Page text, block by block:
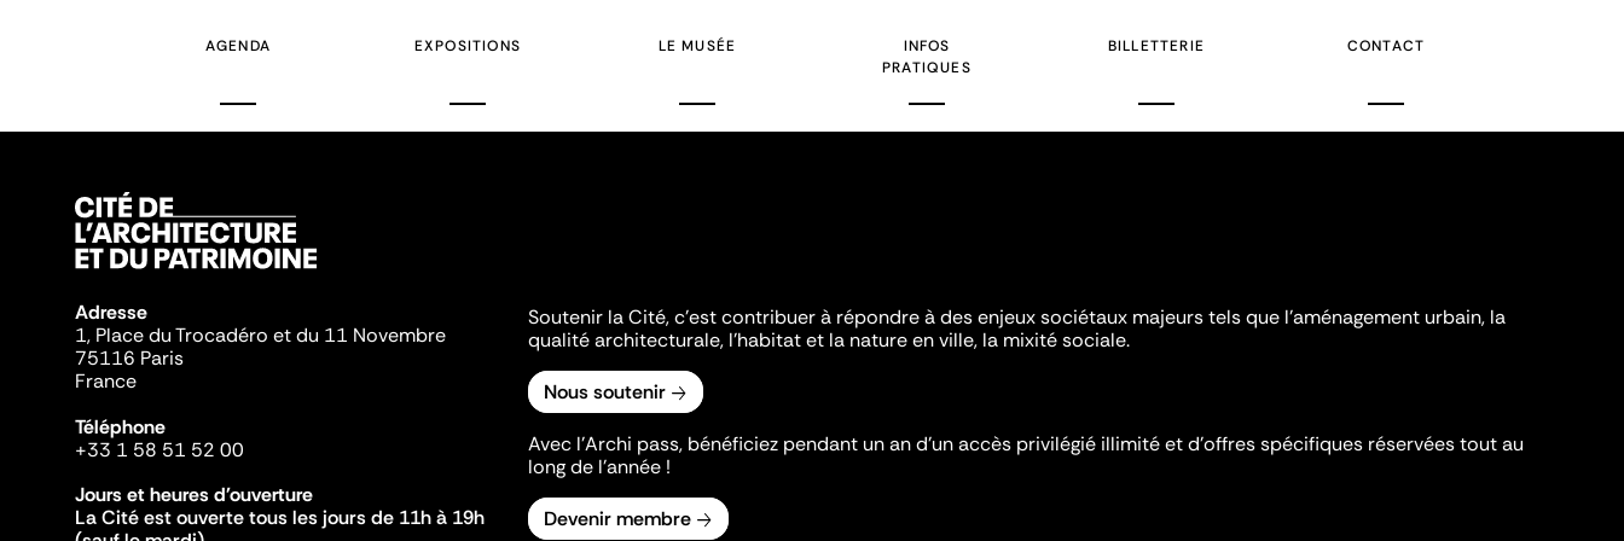
AGENDA EXPOSITIONS LE MUSÉE
INFOS
PRATIQUES
BILLETTERIE CONTACT
Adresse
1, Place du Trocadéro et du 11 Novembre
75116 Paris
France
Téléphone
+33 1 58 51 52 00
Jours et heures d'ouverture
La Cité est ouverte tous les jours de 11h à 19h
Soutenir la Cité, c'est contribuer à répondre à des enjeux sociétaux majeurs tels que l'aménagement urbain, la
qualité architecturale, l'habitat et la nature en ville, la mixité sociale.
Nous soutenir
Avec l’Archi pass, bénéficiez pendant un an d’un accès privilégié illimité et d’offres spécifiques réservées tout au
long de l’année !
Devenir membre